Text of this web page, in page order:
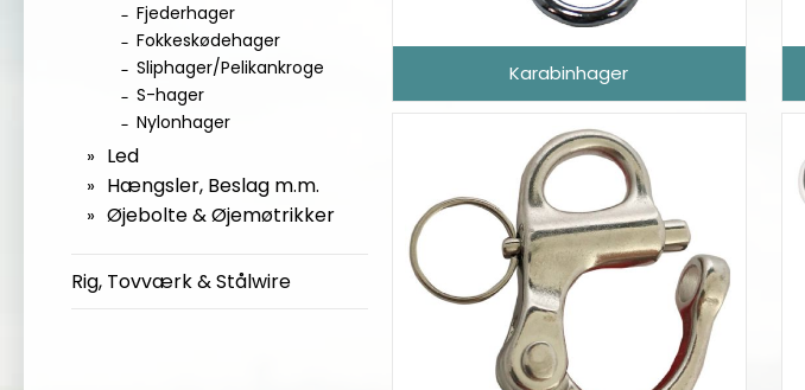
Fjederhager
Fokkeskødehager
Sliphager/Pelikankroge
S-hager
Nylonhager
Led
Hængsler, Beslag m.m.
Øjebolte & Øjemøtrikker
Rig, Tovværk & Stålwire
Karabinhager